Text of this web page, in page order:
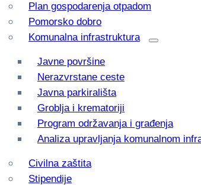
Plan gospodarenja otpadom
Pomorsko dobro
Komunalna infrastruktura
Javne površine
Nerazvrstane ceste
Javna parkirališta
Groblja i krematoriji
Program održavanja i građenja
Analiza upravljanja komunalnom
Civilna zaštita
Stipendije